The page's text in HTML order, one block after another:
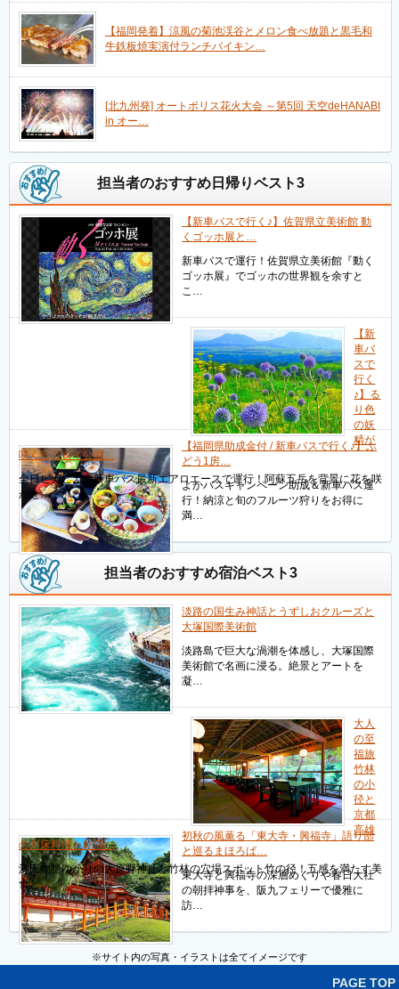
【福岡発着】涼風の菊池渓谷とメロン食べ放題と黒毛和
牛鉄板焼実演付ランチバイキン…
[北九州発] オートポリス花火大会 ～第5回 天空deHANABI
in オー…
担当者のおすすめ日帰りベスト3
【新車バスで行く♪】佐賀県立美術館 動
くゴッホ展と…
新車バスで運行！佐賀県立美術館『動く
ゴッホ展』でゴッホの世界観を余すと
こ…
【新
車バ
スで
行く
♪】る
り色
の妖
精が
咲くヒゴタイ公園…
全日ピカピカの新車バス最新エアロエースで運行！阿蘇五岳を背景に花を咲
かせ…
【福岡県助成金付 / 新車バスで行く♪】ぶ
どう1房…
よかバスキャンペーン助成＆新車バス運
行！納涼と旬のフルーツ狩りをお得に
満…
担当者のおすすめ宿泊ベスト3
淡路の国生み神話とうずしおクルーズと
大塚国際美術館
淡路島で巨大な渦潮を体感し、大塚国際
美術館で名画に浸る。絶景とアートを
凝…
大人
の至
福旅
竹林
の小
径と
京都
高雄
の川床料理と銘酒…
源氏物語ゆかりの大原野神社と竹林の穴場スポット竹の径！五感を満たす美
食と…
初秋の風薫る「東大寺・興福寺」語り部
と巡るまほろば…
東大寺と興福寺の深層めぐりや春日大社
の朝拝神事を、阪九フェリーで優雅に
訪…
PAGE TOP
※サイト内の写真・イラストは全てイメージです